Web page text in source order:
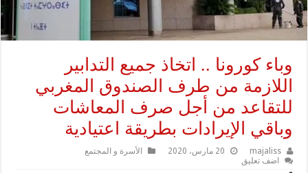
وباء كورونا .. اتخاذ جميع التدابير
اللازمة من طرف الصندوق المغربي
للتقاعد من أجل صرف المعاشات
وباقي الإيرادات بطريقة اعتيادية
majaliss 20 مارس، 2020
الأسرة و المجتمع
اضف تعليق